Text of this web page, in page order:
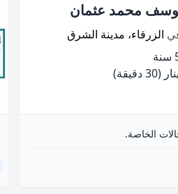
محمد عثمان
الزرقاء، مدينة الشرق
(30 دقيقة)
الخاصة.